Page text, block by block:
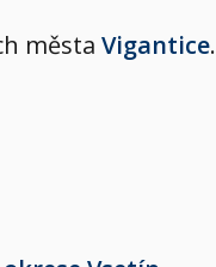
města Vigantice.